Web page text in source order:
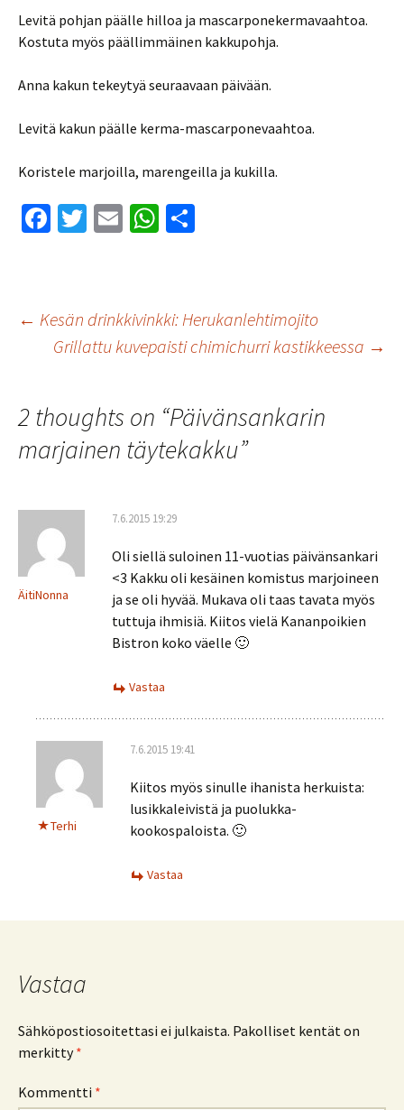
Levitä pohjan päälle hilloa ja mascarponekermavaahtoa.
Kostuta myös päällimmäinen kakkupohja.
Anna kakun tekeytyä seuraavaan päivään.
Levitä kakun päälle kerma-mascarponevaahtoa.
Koristele marjoilla, marengeilla ja kukilla.
Fa
o
k
T
er
E
l
W
sA
p
p
Artikkelien
← Kesän drinkkivinkki: Herukanlehtimojito
Grillattu kuvepaisti chimichurri kastikkeessa →
2 thoughts on “Päivänsankarin
marjainen täytekakku”
ÄitiNonna
7.6.2015 19:29
Oli siellä suloinen 11-vuotias päivänsankari
<3 Kakku oli kesäinen komistus marjoineen
ja se oli hyvää. Mukava oli taas tavata myös
tuttuja ihmisiä. Kiitos vielä Kananpoikien
Bistron koko väelle 🙂
Vastaa
Terhi
7.6.2015 19:41
Kiitos myös sinulle ihanista herkuista:
lusikkaleivistä ja puolukka-
kookospaloista. 🙂
Vastaa
Vastaa
Sähköpostiosoitettasi ei julkaista. Pakolliset kentät on
merkitty*
Kommentti *